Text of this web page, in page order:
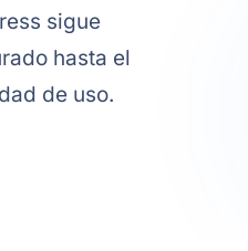
sigue
hasta el
de uso.